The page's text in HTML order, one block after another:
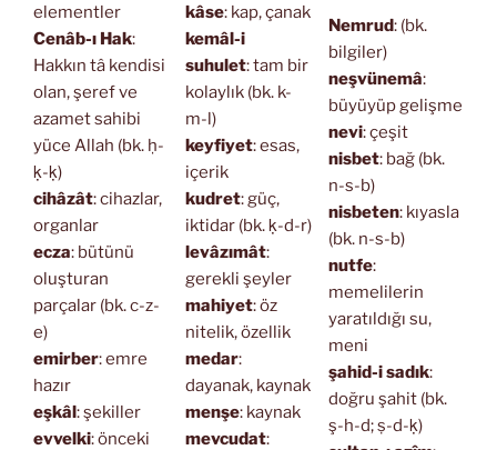
elementler
Cenâb-ı Hak:
Hakkın tâ kendisi
olan, şeref ve
azamet sahibi
yüce Allah (bk. ḥ-
ḳ-ḳ)
cihâzât: cihazlar,
organlar
ecza: bütünü
oluşturan
parçalar (bk. c-z-
e)
emirber: emre
hazır
eşkâl: şekiller
evvelki: önceki
kâse: kap, çanak
kemâl-i
suhulet: tam bir
kolaylık (bk. k-
m-l)
keyfiyet: esas,
içerik
kudret: güç,
iktidar (bk. ḳ-d-r)
levâzımât:
gerekli şeyler
mahiyet: öz
nitelik, özellik
medar:
dayanak, kaynak
menşe: kaynak
mevcudat:
Nemrud: (bk.
bilgiler)
neşvünemâ:
büyüyüp gelişme
nevi: çeşit
nisbet: bağ (bk.
n-s-b)
nisbeten: kıyasla
(bk. n-s-b)
nutfe:
memelilerin
yaratıldığı su,
meni
şahid-i sadık:
doğru şahit (bk.
ş-h-d; ṣ-d-ḳ)